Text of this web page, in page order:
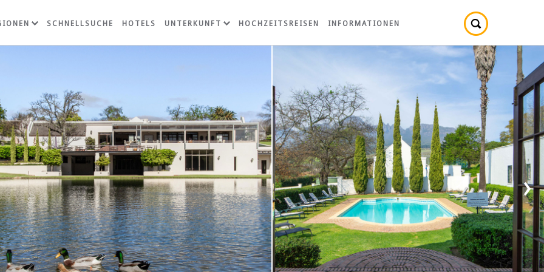
›
SCHNELLSUCHE HOTELS UNTERKUNFT HOCHZEITSREISEN INFORMATIONEN